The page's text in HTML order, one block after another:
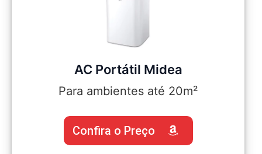
AC Portátil Midea
Para ambientes até 20m²
Confira o Preço